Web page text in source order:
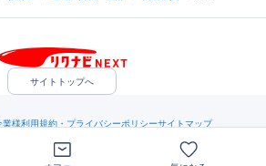
サイトトップへ
業様利用規約・プライバシーポリシーサイトマップ
（C）Indeed Inc.